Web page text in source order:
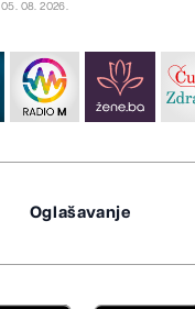
05. 08. 2026.
Oglašavanje